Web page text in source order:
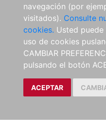
navegación (por
visitados). Consulte
cookies. Usted
uso de cookies
CAMBIAR
pulsando el botón
ACEPTAR